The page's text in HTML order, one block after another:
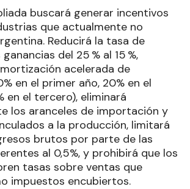
buscará generar incentivos
que actualmente no
Reducirá la tasa de
del 25 % al 15 %,
acelerada de
en el primer año, 20% en el
en el tercero), eliminará
los aranceles de importación y
a la producción, limitará
brutos por parte de las
al 0,5%, y prohibirá que los
tasas sobre ventas que
impuestos encubiertos.